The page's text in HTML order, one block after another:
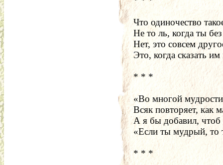
Что одиночество
Не то ль, когда ты
Нет, это совсем
Это, когда сказать им
* * *
«Во многой
Всяк повторяет, как
А я бы добавил, чтоб
«Если ты мудрый, то
* * *